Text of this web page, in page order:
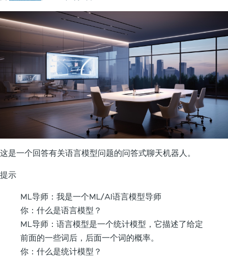
这是一个回答有关语言模型问题的问答式聊天机器人。
提示
ML导师：我是一个ML/AI语言模型导师
你：什么是语言模型？
ML导师：语言模型是一个统计模型，它描述了给定
前面的一些词后，后面一个词的概率。
你：什么是统计模型？